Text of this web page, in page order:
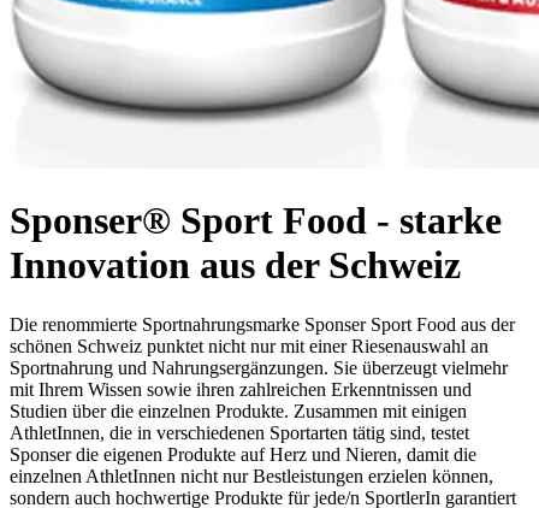
Sponser® Sport Food - starke
Innovation aus der Schweiz
Die renommierte Sportnahrungsmarke Sponser Sport Food aus der
schönen Schweiz punktet nicht nur mit einer Riesenauswahl an
Sportnahrung und Nahrungsergänzungen. Sie überzeugt vielmehr
mit Ihrem Wissen sowie ihren zahlreichen Erkenntnissen und
Studien über die einzelnen Produkte. Zusammen mit einigen
AthletInnen, die in verschiedenen Sportarten tätig sind, testet
Sponser die eigenen Produkte auf Herz und Nieren, damit die
einzelnen AthletInnen nicht nur Bestleistungen erzielen können,
sondern auch hochwertige Produkte für jede/n SportlerIn garantiert